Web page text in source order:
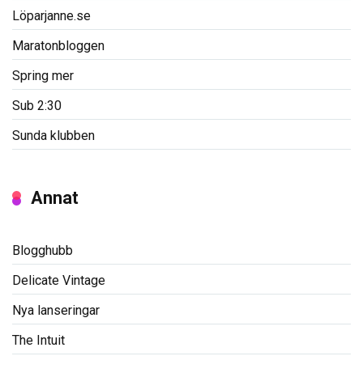
Löparjanne.se
Maratonbloggen
Spring mer
Sub 2:30
Sunda klubben
Annat
Blogghubb
Delicate Vintage
Nya lanseringar
The Intuit